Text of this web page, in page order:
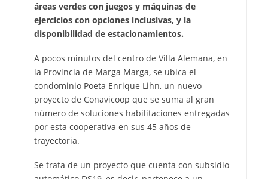
áreas verdes con juegos y máquinas de
ejercicios con opciones inclusivas, y la
disponibilidad de estacionamientos.
A pocos minutos del centro de Villa Alemana, en
la Provincia de Marga Marga, se ubica el
condominio Poeta Enrique Lihn, un nuevo
proyecto de Conavicoop que se suma al gran
número de soluciones habilitaciones entregadas
por esta cooperativa en sus 45 años de
trayectoria.
Se trata de un proyecto que cuenta con subsidio